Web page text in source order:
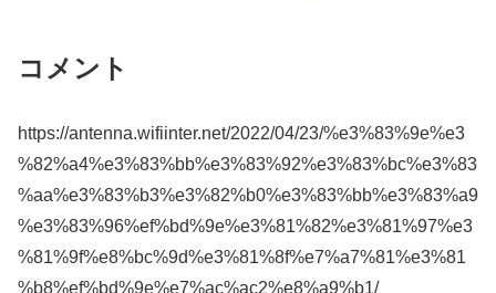
コメント
https://antenna.wifiinter.net/2022/04/23/%e3%83%9e%e3
%82%a4%e3%83%bb%e3%83%92%e3%83%bc%e3%83
%aa%e3%83%b3%e3%82%b0%e3%83%bb%e3%83%a9
%e3%83%96%ef%bd%9e%e3%81%82%e3%81%97%e3
%81%9f%e8%bc%9d%e3%81%8f%e7%a7%81%e3%81
%b8%ef%bd%9e%e7%ac%ac2%e8%a9%b1/